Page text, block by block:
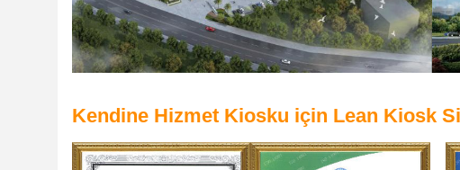
Kendine Hizmet Kiosku için Lean Kiosk